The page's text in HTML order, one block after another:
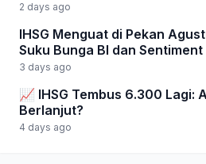
2 days ago
IHSG Menguat di Pekan
Suku Bunga BI dan
3 days ago
📈 IHSG Tembus 6.300 Lagi:
Berlanjut?
4 days ago